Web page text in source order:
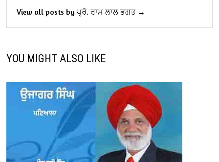
View all posts by ਪ੍ਰੋ. ਰਾਮ ਲਾਲ ਭਗਤ →
YOU MIGHT ALSO LIKE